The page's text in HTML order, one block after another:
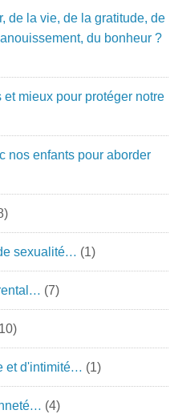
de la vie, de la gratitude, de
du bonheur ?
mieux pour protéger notre
nos enfants pour aborder
sexualité… (1)
(7)
et d'intimité… (1)
(4)